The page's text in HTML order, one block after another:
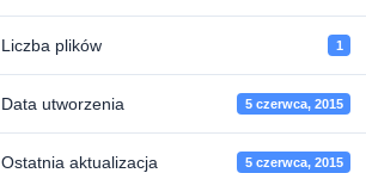
Liczba plików 1
Data utworzenia 5 czerwca, 2015
Ostatnia aktualizacja 5 czerwca, 2015